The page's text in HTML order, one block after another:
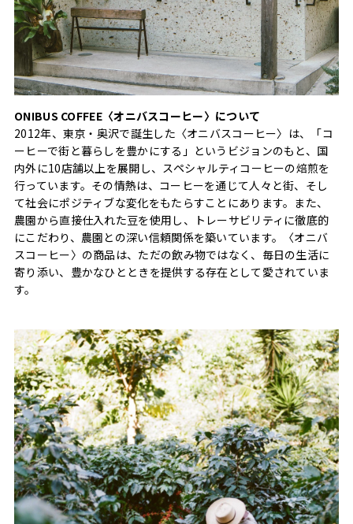
ONIBUS COFFEE〈オニバスコーヒー〉について
2012年、東京・奥沢で誕生した〈オニバスコーヒー〉は、「コ
ーヒーで街と暮らしを豊かにする」というビジョンのもと、国
内外に10店舗以上を展開し、スペシャルティコーヒーの焙煎を
行っています。その情熱は、コーヒーを通じて人々と街、そし
て社会にポジティブな変化をもたらすことにあります。また、
農園から直接仕入れた豆を使用し、トレーサビリティに徹底的
にこだわり、農園との深い信頼関係を築いています。〈オニバ
スコーヒー〉の商品は、ただの飲み物ではなく、毎日の生活に
寄り添い、豊かなひとときを提供する存在として愛されていま
す。